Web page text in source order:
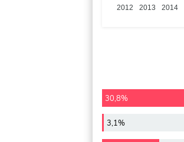
2012 2013 2014
30,8%
3,1%